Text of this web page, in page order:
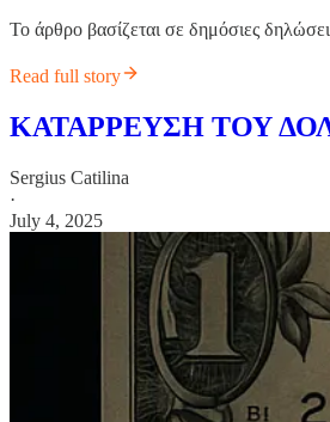
Το άρθρο βασίζεται σε δημόσιες
Read full story
ΚΑΤΑΡΡΕΥΣΗ ΤΟΥ
Sergius Catilina
·
July 4, 2025